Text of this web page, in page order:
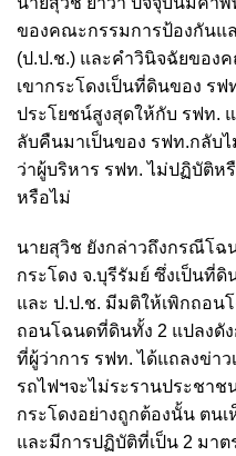
ของคณะกรรมการป้องกันแ
(ป.ป.ช.) และคำวินิจฉัยของ
เขากระโดงเป็นที่ดินของ ร
ประโยชน์สูงสุดให้กับ รฟท.
ลับคืนมาเป็นของ รฟท.กลับ
ว่าผู้บริหาร รฟท. ไม่ปฏิบัติห
หรือไม่
นายสุวิช ยังกล่าวถึงกรณีโฉ
กระโดง จ.บุรีรัมย์ ซึ่งเป็นที่
และ ป.ป.ช. มีมติให้เพิกถอน
ถอนโฉนดที่ดินทั้ง 2 แปลงดั
ที่ผู้ว่าการ รฟท. ได้แถลงข่า
รถไฟฯจะไม่ระรานประชาช
กระโดงอย่างถูกต้องนั้น ตน
และมีการปฏิบัติที่เป็น 2 มาต